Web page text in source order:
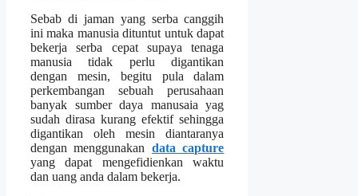
Sebab di jaman yang serba canggih
ini maka manusia dituntut untuk dapat
bekerja serba cepat supaya tenaga
manusia tidak perlu digantikan
dengan mesin, begitu pula dalam
perkembangan sebuah perusahaan
banyak sumber daya manusaia yag
sudah dirasa kurang efektif sehingga
digantikan oleh mesin diantaranya
dengan menggunakan data capture
yang dapat mengefidienkan waktu
dan uang anda dalam bekerja.